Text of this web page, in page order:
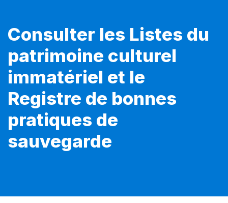
Consulter les Listes du
patrimoine culturel
immatériel et le
Registre de bonnes
pratiques de
sauvegarde